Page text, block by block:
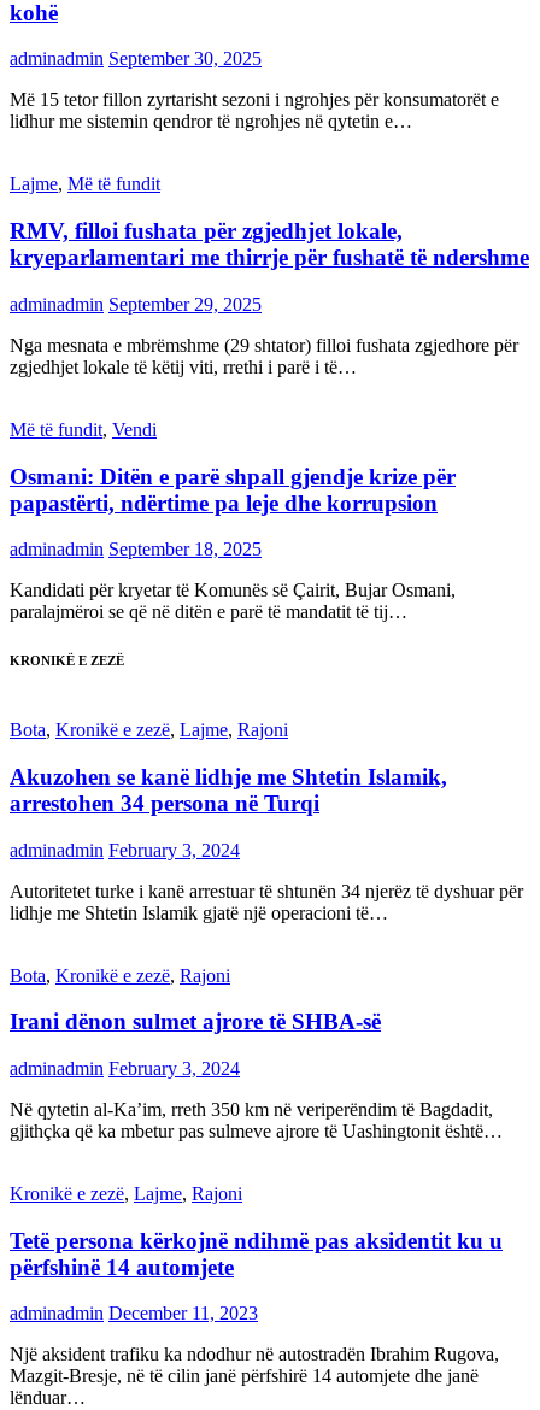
kohë
adminadmin September 30, 2025
Më 15 tetor fillon zyrtarisht sezoni i ngrohjes për konsumatorët e
lidhur me sistemin qendror të ngrohjes në qytetin e…
Lajme, Më të fundit
RMV, filloi fushata për zgjedhjet lokale,
kryeparlamentari me thirrje për fushatë të ndershme
adminadmin September 29, 2025
Nga mesnata e mbrëmshme (29 shtator) filloi fushata zgjedhore për
zgjedhjet lokale të këtij viti, rrethi i parë i të…
Më të fundit, Vendi
Osmani: Ditën e parë shpall gjendje krize për
papastërti, ndërtime pa leje dhe korrupsion
adminadmin September 18, 2025
Kandidati për kryetar të Komunës së Çairit, Bujar Osmani,
paralajmëroi se që në ditën e parë të mandatit të tij…
KRONIKË E ZEZË
Bota, Kronikë e zezë, Lajme, Rajoni
Akuzohen se kanë lidhje me Shtetin Islamik,
arrestohen 34 persona në Turqi
adminadmin February 3, 2024
Autoritetet turke i kanë arrestuar të shtunën 34 njerëz të dyshuar për
lidhje me Shtetin Islamik gjatë një operacioni të…
Bota, Kronikë e zezë, Rajoni
Irani dënon sulmet ajrore të SHBA-së
adminadmin February 3, 2024
Në qytetin al-Ka’im, rreth 350 km në veriperëndim të Bagdadit,
gjithçka që ka mbetur pas sulmeve ajrore të Uashingtonit është…
Kronikë e zezë, Lajme, Rajoni
Tetë persona kërkojnë ndihmë pas aksidentit ku u
përfshinë 14 automjete
adminadmin December 11, 2023
Një aksident trafiku ka ndodhur në autostradën Ibrahim Rugova,
Mazgit-Bresje, në të cilin janë përfshirë 14 automjete dhe janë
lënduar…